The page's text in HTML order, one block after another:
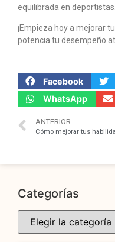
equilibrada en deportistas.
¡Empieza hoy a mejorar
potencia tu desempeño
Facebook
WhatsApp
ANTERIOR
Categorías